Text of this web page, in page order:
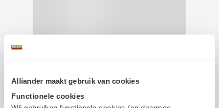
Alliander maakt gebruik van cookies
Functionele cookiesDe energietransitie in
beweging